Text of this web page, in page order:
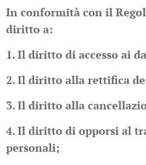
In conformità con il
diritto a:
1. Il diritto di accesso ai
2. Il diritto alla rettifica
3. Il diritto alla
4. Il diritto di opporsi al
personali;